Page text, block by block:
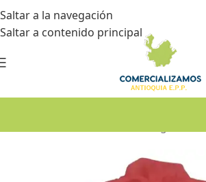
Saltar a la navegación
Saltar a contenido principal